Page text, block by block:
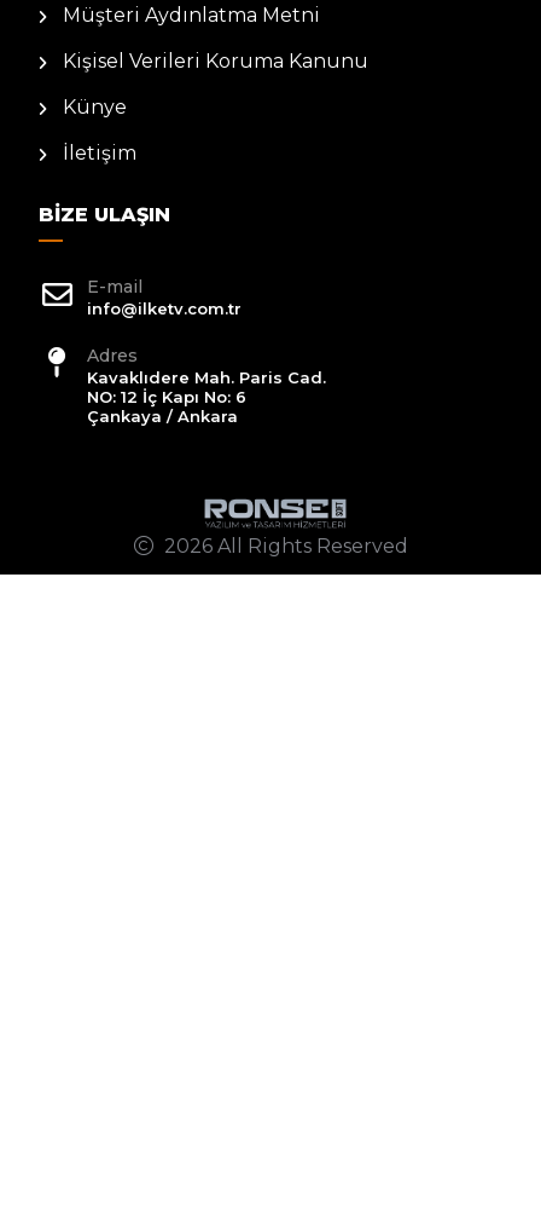
Müşteri Aydınlatma Metni
Kişisel Verileri Koruma Kanunu
Künye
İletişim
BIZE ULAŞIN
E-mail
info@ilketv.com.tr
Adres
Kavaklıdere Mah. Paris Cad.
NO: 12 İç Kapı No: 6
Çankaya / Ankara
2026 All Rights Reserved